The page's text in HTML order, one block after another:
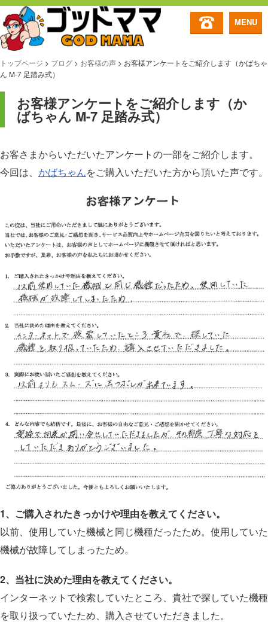
MENU
トップページ > ブログ > お客様の声 > お客様アンケートをご紹介します（かばちゃ
ん M-7 足踏み式）
お客様アンケートをご紹介します（か
ばちゃん M-7 足踏み式）
お客さまからいただいたアンケートの一部をご紹介します。
今回は、 かばちゃんをご購入いただいた方から頂いた声です。
1、ご購入されたきっかけや理由を教えてください。
以前、使用していた機械と同じ機種だったため。使用していた
機械が故障してしまったため。
2、当社に決めた理由を教えてください。
インターネットで検索していたところ、貴社で探していた機種
を取り扱っていたため、購入させていただきました。